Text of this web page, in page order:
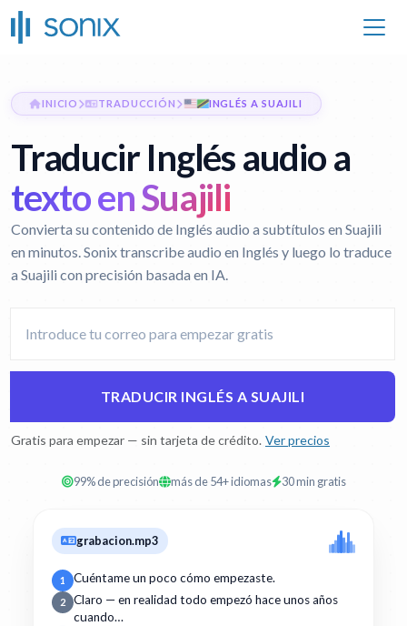
INICIO TRADUCCIÓN INGLÉS A SUAJILI
Traducir Inglés audio a
texto en Suajili
Convierta su contenido de Inglés audio a subtítulos en Suajili
en minutos. Sonix transcribe audio en Inglés y luego lo traduce
a Suajili con precisión basada en IA.
TRADUCIR INGLÉS A SUAJILI
Gratis para empezar — sin tarjeta de crédito. Ver precios
99% de precisión más de 54+ idiomas 30 min gratis
grabacion.mp3
1 Cuéntame un poco cómo empezaste.
2
Claro — en realidad todo empezó hace unos años
cuando…